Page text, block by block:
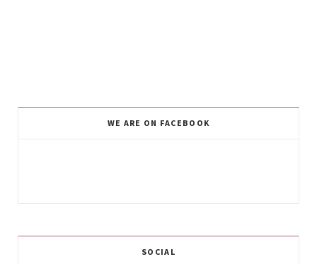
WE ARE ON FACEBOOK
SOCIAL